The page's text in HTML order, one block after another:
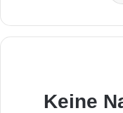
Keine